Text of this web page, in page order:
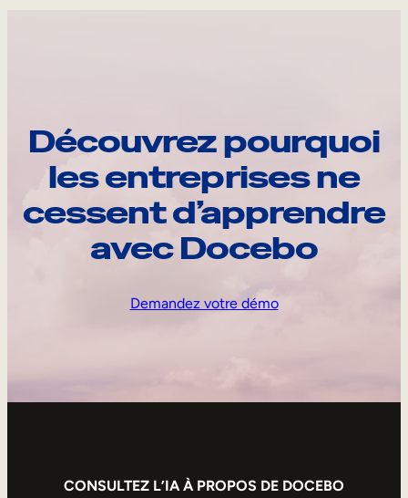
Découvrez pourquoi
les entreprises ne
cessent d’apprendre
avec Docebo
Demandez votre démo
CONSULTEZ L’IA À PROPOS DE DOCEBO